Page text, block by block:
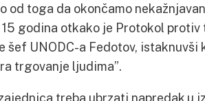
od toga da okončamo
15 godina otkako je Protokol
šef UNODC-a Fedotov, istaknuvši
trgovanje ljudima”.
treba ubrzati napredak u